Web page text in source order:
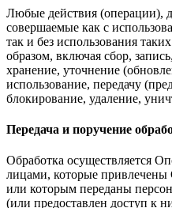
Любые действия (операции),
совершаемые как с
так и без использования
образом, включая сбор,
хранение, уточнение
использование, передачу
блокирование, удаление,
Передача и поручение
Обработка осуществляется
лицами, которые привлечены
или которым переданы
(или предоставлен доступ к